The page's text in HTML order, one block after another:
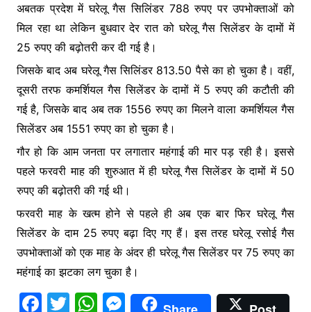
अबतक प्रदेश में घरेलू गैस सिलिंडर 788 रुपए पर उपभोक्ताओं को
मिल रहा था लेकिन बुधवार देर रात को घरेलू गैस सिलेंडर के दामों में
25 रुपए की बढ़ोतरी कर दी गई है।
जिसके बाद अब घरेलू गैस सिलिंडर 813.50 पैसे का हो चुका है। वहीं,
दूसरी तरफ कमर्शियल गैस सिलेंडर के दामों में 5 रुपए की कटौती की
गई है, जिसके बाद अब तक 1556 रुपए का मिलने वाला कमर्शियल गैस
सिलेंडर अब 1551 रुपए का हो चुका है।
गौर हो कि आम जनता पर लगातार महंगाई की मार पड़ रही है। इससे
पहले फरवरी माह की शुरुआत में ही घरेलू गैस सिलेंडर के दामों में 50
रुपए की बढ़ोतरी की गई थी।
फरवरी माह के खत्म होने से पहले ही अब एक बार फिर घरेलू गैस
सिलेंडर के दाम 25 रुपए बढ़ा दिए गए हैं। इस तरह घरेलू रसोई गैस
उपभोक्ताओं को एक माह के अंदर ही घरेलू गैस सिलेंडर पर 75 रुपए का
महंगाई का झटका लग चुका है।
F T W M